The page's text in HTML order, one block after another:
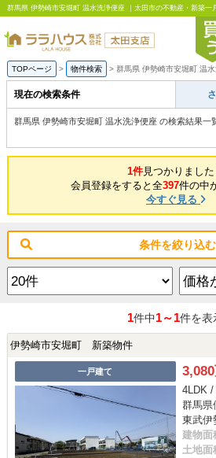
群馬県 伊勢崎市安堀町 温水洗浄便座 ｜太田市の不動産・新築一
TOPページ 物件検索 群馬県 伊勢崎市安堀町 温
現在の検索条件
群馬県 伊勢崎市安堀町 温水洗浄便座 の検索結果一
1件見つかりました
会員登録をすると全397件の中
今すぐ見る
条件を絞り込む
1件中1～1件を表
伊勢崎市安堀町 新築物件
一戸建て
4LDK /
群馬県
東武伊
建物面
土地面